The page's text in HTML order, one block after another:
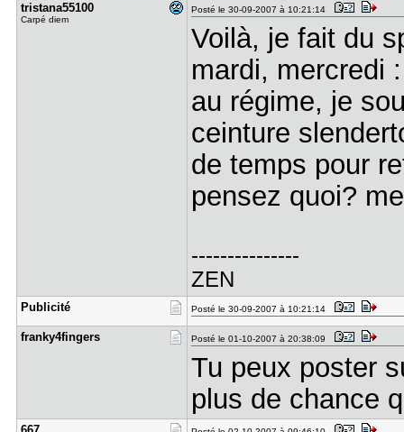
tristana55​100
Carpé diem
Posté le 30-09-2007 à 10:21:14
Voilà, je fait du
mardi, mercredi
au régime, je
ceinture
de temps pour
pensez quoi?
---------------
ZEN
Publicité Posté le 30-09-2007 à 10:21:14
franky4fin​gers Posté le 01-10-2007 à 20:38:09
Tu peux poster
plus de chance